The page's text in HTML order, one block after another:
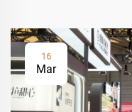
16
Mar